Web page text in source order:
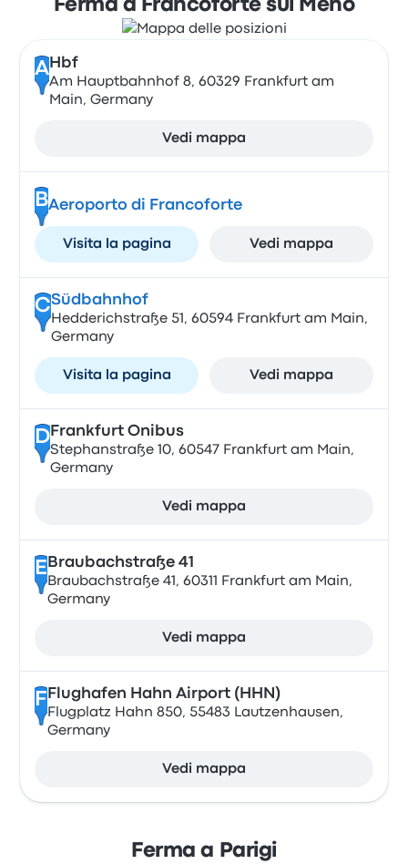
Ferma a Francoforte sul Meno
A Hbf
Am Hauptbahnhof 8, 60329 Frankfurt am
Main, Germany
Vedi mappa
BAeroporto di Francoforte
Visita la pagina Vedi mappa
CSüdbahnhof
Hedderichstraße 51, 60594 Frankfurt am Main,
Germany
Visita la pagina Vedi mappa
DFrankfurt Onibus
Stephanstraße 10, 60547 Frankfurt am Main,
Germany
Vedi mappa
E Braubachstraße 41
Braubachstraße 41, 60311 Frankfurt am Main,
Germany
Vedi mappa
F Flughafen Hahn Airport (HHN)
Flugplatz Hahn 850, 55483 Lautzenhausen,
Germany
Vedi mappa
Ferma a Parigi